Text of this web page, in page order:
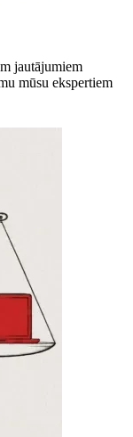
jautājumiem
mūsu ekspertiem